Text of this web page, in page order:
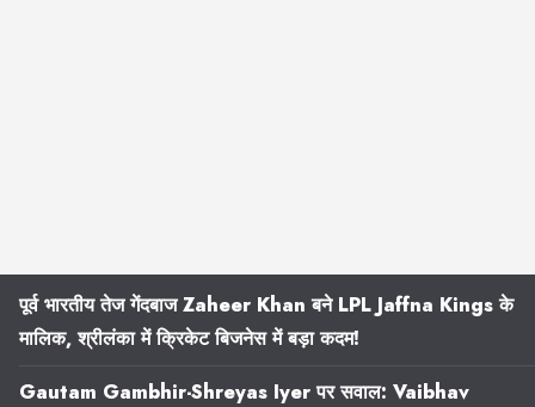
पूर्व भारतीय तेज गेंदबाज Zaheer Khan बने LPL Jaffna Kings के
मालिक, श्रीलंका में क्रिकेट बिजनेस में बड़ा कदम!
Gautam Gambhir-Shreyas Iyer पर सवाल: Vaibhav